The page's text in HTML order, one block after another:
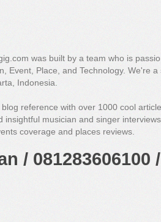
was built by a team who is
Event, Place, and Technology. We're a
Indonesia.
reference with over 1000 cool
insightful musician and singer
coverage and places reviews.
/